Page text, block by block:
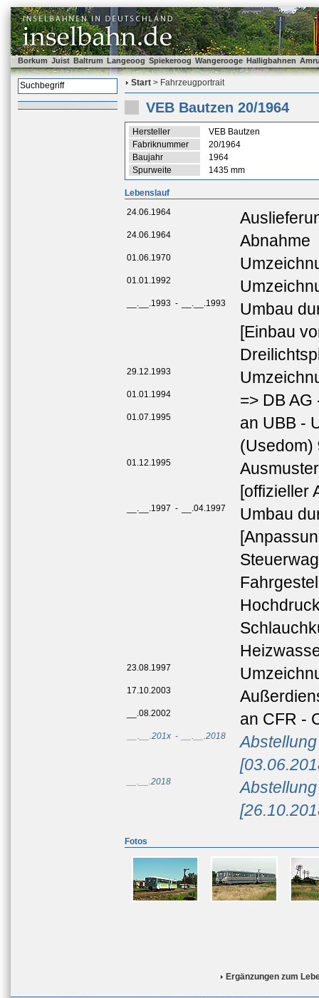
Borkum Juist Baltrum Langeoog Spiekeroog Wangerooge Halligbahnen
Start > Fahrzeugportrait
VEB Bautzen 20/1964
Hersteller
VEB Bautzen
Fabriknummer
20/1964
Baujahr
1964
Spurweite
1435 mm
Lebenslauf
24.06.1964
24.06.1964 Abnahme
01.06.1970
01.01.1992
__.__.1993 - __.__.1993
Umbau
[Einbau
29.12.1993
01.01.1994 => DB
01.07.1995
an UBB -
(Usedom)
01.12.1995
[offizieller
__.__.1997 - __.04.1997
Umbau
23.08.1997
17.10.2003
__.08.2002 an CFR -
__.__.201x - __.__.2018
__.__.2018
Fotos
Ergänzungen zum